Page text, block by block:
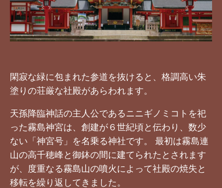
閑寂な緑に包まれた参道を抜けると、格調高い朱
塗りの荘厳な社殿があらわれます。
天孫降臨神話の主人公であるニニギノミコトを祀
った霧島神宮は、創建が６世紀頃と伝わり、数少
ない「神宮号」を名乗る神社です。 最初は霧島連
山の高千穂峰と御鉢の間に建てられたとされます
が、度重なる霧島山の噴火によって社殿の焼失と
移転を繰り返してきました。